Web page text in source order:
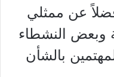
عن ممثلي
وبعض النشطاء
بالشأن